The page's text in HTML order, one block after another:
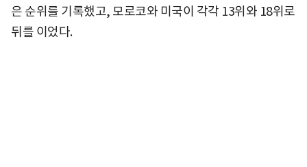
은 순위를 기록했고, 모로코와 미국이 각각 13위와 18위로
뒤를 이었다.